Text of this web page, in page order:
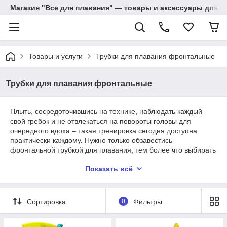
Магазин "Все для плавания" — товары и аксессуары для
Товары и услуги Трубки для плавания фронтальные
Трубки для плавания фронтальные
Плыть, сосредоточившись на технике, наблюдать каждый
свой гребок и не отвлекаться на повороты головы для
очередного вдоха – такая тренировка сегодня доступна
практически каждому. Нужно только обзавестись
фронтальной трубкой для плавания, тем более что выбирать
Трубка для плавания (трубка для дыхания) - спортивный
возможность спортсмену не поднимать голову для вдоха.
Один конец трубки находится над поверхностью воды,
второй во рту пловца.
Показать всё
Сортировка 0 Фильтры